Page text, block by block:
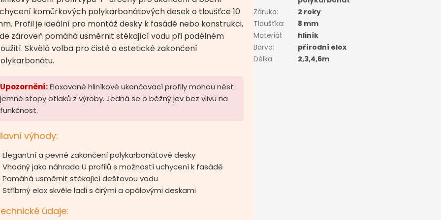
komůrkových polykarbonátových desek o tloušťce 10
Profil je ideální pro montáž desky k fasádě nebo konstrukci,
zároveň pomáhá usměrnit stékající vodu při podélném
Skvělá volba pro čisté a estetické zakončení
Upozornění:Eloxované hliníkové ukončovací profily mohou nést
jemné stopy otlaků z výroby. Jedná se o běžný jev bez vlivu na
funkčnost.
výhody:
Elegantní a pevné zakončení polykarbonátové desky
Vhodný jako náhrada U profilů s možností uchycení k fasádě
Pomáhá usměrnit stékající dešťovou vodu
Stříbrný elox skvěle ladí s čirými a opálovými deskami
údaje:
Záruka:
2 roky
Tloušťka:
8 mm
Materiál:
hliník
Barva:
přírodní elox
Délka: 2,3,4,6m